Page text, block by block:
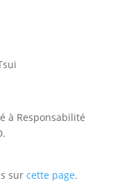
à Responsabilité
sur cette page.